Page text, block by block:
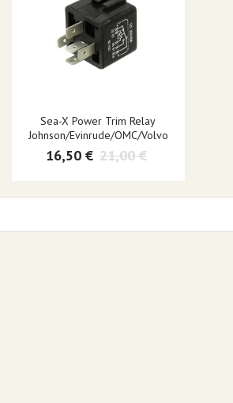
Sea-X Power Trim Relay
Johnson/Evinrude/OMC/Volvo
16,50 € 21,00 €